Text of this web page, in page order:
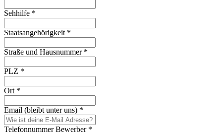
Sehhilfe *
Staatsangehörigkeit *
Straße und Hausnummer *
PLZ *
Ort *
Email (bleibt unter uns) *
Telefonnummer Bewerber *